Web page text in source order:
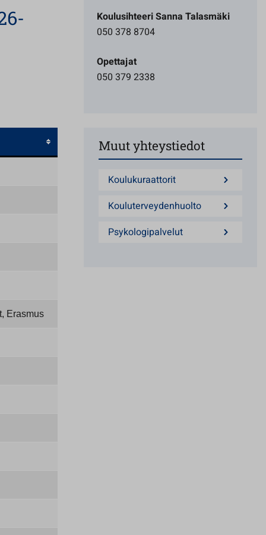
Erasmus
Koulusihteeri Sanna Talasmäki
050 378 8704
Opettajat
050 379 2338
Muut yhteystiedot
Koulukuraattorit
Kouluterveydenhuolto
Psykologipalvelut